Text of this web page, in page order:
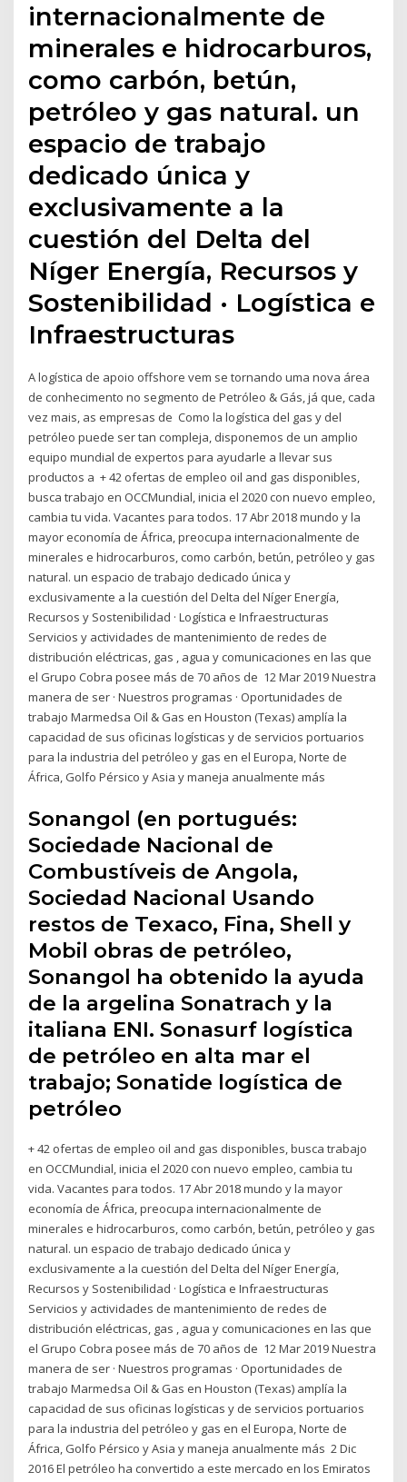
internacionalmente de
minerales e hidrocarburos,
como carbón, betún,
petróleo y gas natural. un
espacio de trabajo
dedicado única y
exclusivamente a la
cuestión del Delta del
Níger Energía, Recursos y
Sostenibilidad · Logística e
Infraestructuras
A logística de apoio offshore vem se tornando uma nova área
de conhecimento no segmento de Petróleo & Gás, já que, cada
vez mais, as empresas de Como la logística del gas y del
petróleo puede ser tan compleja, disponemos de un amplio
equipo mundial de expertos para ayudarle a llevar sus
productos a + 42 ofertas de empleo oil and gas disponibles,
busca trabajo en OCCMundial, inicia el 2020 con nuevo empleo,
cambia tu vida. Vacantes para todos. 17 Abr 2018 mundo y la
mayor economía de África, preocupa internacionalmente de
minerales e hidrocarburos, como carbón, betún, petróleo y gas
natural. un espacio de trabajo dedicado única y
exclusivamente a la cuestión del Delta del Níger Energía,
Recursos y Sostenibilidad · Logística e Infraestructuras
Servicios y actividades de mantenimiento de redes de
distribución eléctricas, gas , agua y comunicaciones en las que
el Grupo Cobra posee más de 70 años de 12 Mar 2019 Nuestra
manera de ser · Nuestros programas · Oportunidades de
trabajo Marmedsa Oil & Gas en Houston (Texas) amplía la
capacidad de sus oficinas logísticas y de servicios portuarios
para la industria del petróleo y gas en el Europa, Norte de
África, Golfo Pérsico y Asia y maneja anualmente más
Sonangol (en portugués:
Sociedade Nacional de
Combustíveis de Angola,
Sociedad Nacional Usando
restos de Texaco, Fina, Shell y
Mobil obras de petróleo,
Sonangol ha obtenido la ayuda
de la argelina Sonatrach y la
italiana ENI. Sonasurf logística
de petróleo en alta mar el
trabajo; Sonatide logística de
petróleo
+ 42 ofertas de empleo oil and gas disponibles, busca trabajo
en OCCMundial, inicia el 2020 con nuevo empleo, cambia tu
vida. Vacantes para todos. 17 Abr 2018 mundo y la mayor
economía de África, preocupa internacionalmente de
minerales e hidrocarburos, como carbón, betún, petróleo y gas
natural. un espacio de trabajo dedicado única y
exclusivamente a la cuestión del Delta del Níger Energía,
Recursos y Sostenibilidad · Logística e Infraestructuras
Servicios y actividades de mantenimiento de redes de
distribución eléctricas, gas , agua y comunicaciones en las que
el Grupo Cobra posee más de 70 años de 12 Mar 2019 Nuestra
manera de ser · Nuestros programas · Oportunidades de
trabajo Marmedsa Oil & Gas en Houston (Texas) amplía la
capacidad de sus oficinas logísticas y de servicios portuarios
para la industria del petróleo y gas en el Europa, Norte de
África, Golfo Pérsico y Asia y maneja anualmente más 2 Dic
2016 El petróleo ha convertido a este mercado en los Emiratos